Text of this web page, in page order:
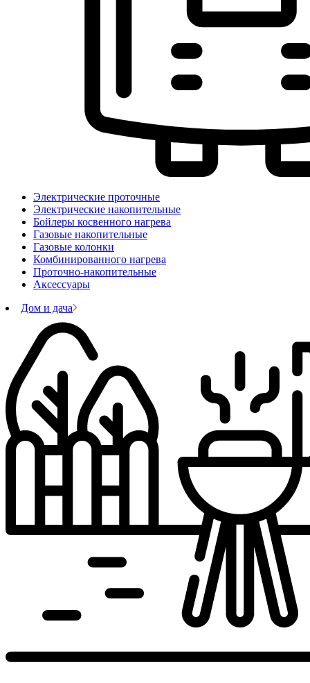
Электрические проточные
Электрические накопительные
Бойлеры косвенного нагрева
Газовые накопительные
Газовые колонки
Комбинированного нагрева
Проточно-накопительные
Аксессуары
Дом и дача